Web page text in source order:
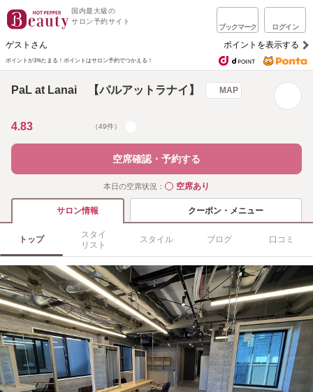
国内最大級の
サロン予約サイト
ブックマーク ログイン
ゲストさん ポイントを表示する
ポイントが1%たまる！ ポイントはサロン予約でつかえる！
PaL at Lanai 【パルアットラナイ】 MAP
4.83 （49件）
空席確認・予約する
本日の空席状況： ◯空席あり
サロン情報 クーポン・メニュー
トップ
スタイ
リスト
スタイル ブログ 口コミ